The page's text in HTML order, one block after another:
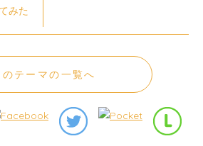
みた
のテーマの一覧へ